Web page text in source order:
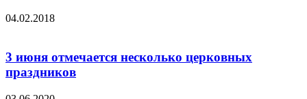
04.02.2018
3 июня отмечается несколько церковных
праздников